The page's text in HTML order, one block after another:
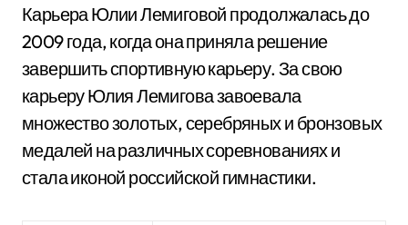
Карьера Юлии Лемиговой продолжалась до
2009 года, когда она приняла решение
завершить спортивную карьеру. За свою
карьеру Юлия Лемигова завоевала
множество золотых, серебряных и бронзовых
медалей на различных соревнованиях и
стала иконой российской гимнастики.